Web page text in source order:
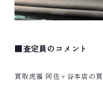
■査定員のコメント
買取虎福 阿佐ヶ谷本店の